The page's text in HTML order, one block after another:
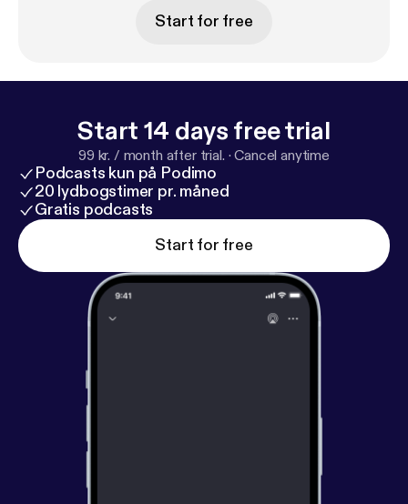
Start for free
Start 14 days free trial
99 kr. / month after trial. ·Cancel anytime
Podcasts kun på Podimo
20 lydbogstimer pr. måned
Gratis podcasts
Start for free